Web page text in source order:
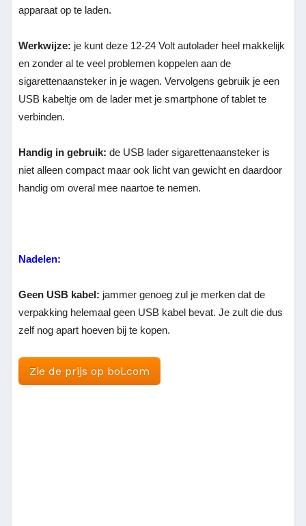
apparaat op te laden.
Werkwijze: je kunt deze 12-24 Volt autolader heel makkelijk
en zonder al te veel problemen koppelen aan de
sigarettenaansteker in je wagen. Vervolgens gebruik je een
USB kabeltje om de lader met je smartphone of tablet te
verbinden.
Handig in gebruik:de USB lader sigarettenaansteker is
niet alleen compact maar ook licht van gewicht en daardoor
handig om overal mee naartoe te nemen.
Nadelen:
Geen USB kabel: jammer genoeg zul je merken dat de
verpakking helemaal geen USB kabel bevat. Je zult die dus
zelf nog apart hoeven bij te kopen.
Zie de prijs op bol.com